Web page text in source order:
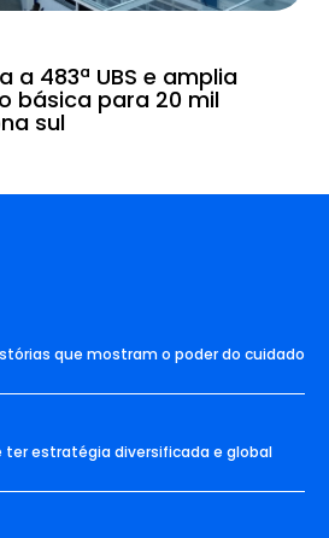
a 483ª UBS e amplia
básica para 20 mil
sul
que mostram o poder do cuidado
estratégia diversificada e global